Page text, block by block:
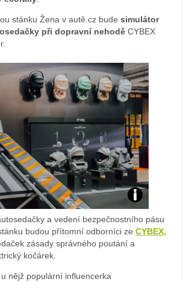
au
tě.
cz
Peugeot
stánku Žena v autě.cz bude simulátor
při dopravní nehodě CYBEX
Crashtest:
foto
a vedení bezpečnostního pásu
budou přítomní odborníci ze CYBEX,
zásady správného poutání a
kočárek.
nějž populární influencerka